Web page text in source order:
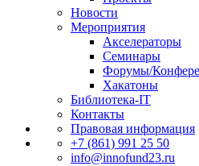
Новости
Мероприятия
Акселераторы
Семинары
Форумы/
Хакатоны
Библиотека-IT
Контакты
Правовая информация
+7 (861) 991 25 50
info@innofund23.ru